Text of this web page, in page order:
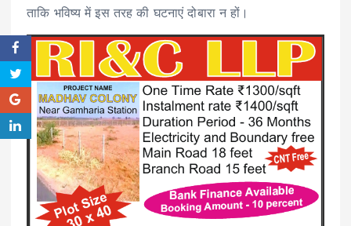
ताकि भविष्य में इस तरह की घटनाएं दोबारा न हों।